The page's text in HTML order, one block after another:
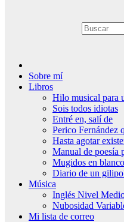
Sobre mí
Libros
Hilo musical para
Sois todos idiotas
Entré en, salí de
Perico Fernández
Hasta agotar
Manual de poesía
Mugidos en
Diario de un
Música
Inglés Nivel
Nubosidad
Mi lista de correo